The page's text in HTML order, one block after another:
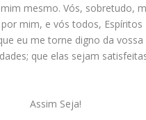
mesmo. Vós, sobretudo,
mim, e vós todos, Espíritos
eu me torne digno da vossa
que elas sejam
Assim Seja!